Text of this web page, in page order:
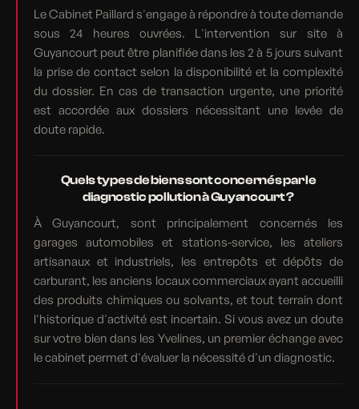
Le Cabinet Paillard s'engage à répondre à toute demande
sous 24 heures ouvrées. L'intervention sur site à
Guyancourt peut être planifiée dans les 2 à 5 jours suivant
la prise de contact selon la disponibilité et la complexité
du dossier. En cas de transaction urgente, une priorité
est accordée aux dossiers nécessitant une levée de
doute rapide.
Quels types de biens sont concernés par le
diagnostic pollution à Guyancourt ?
À Guyancourt, sont principalement concernés les
garages automobiles et stations-service, les ateliers
artisanaux et industriels, les entrepôts et dépôts de
carburant, les anciens locaux commerciaux ayant accueilli
des produits chimiques ou solvants, et tout terrain dont
l'historique d'activité est incertain. Si vous avez un doute
sur votre bien dans les Yvelines, un premier échange avec
le cabinet permet d'évaluer la nécessité d'un diagnostic.